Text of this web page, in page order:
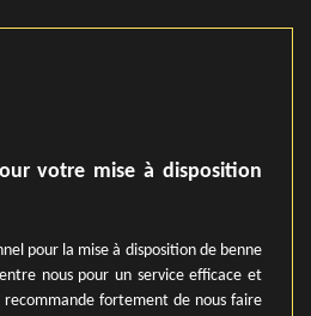
votre mise à disposition
pour la mise à disposition de benne
nous pour un service efficace et
recommande fortement de nous faire